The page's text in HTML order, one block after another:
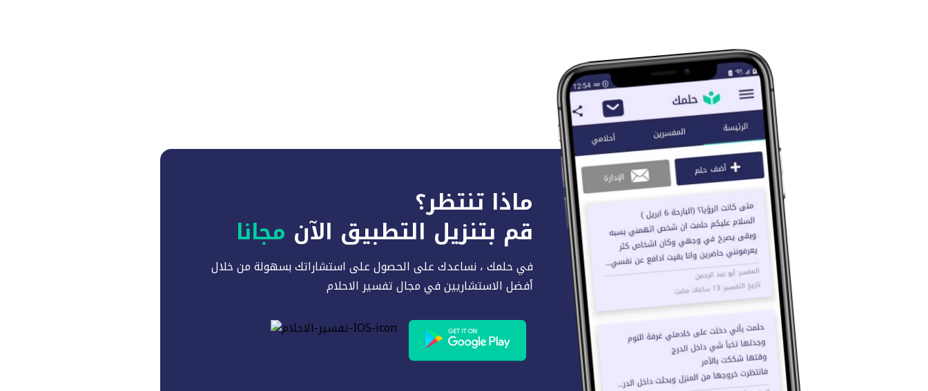
ماذا تنتظر؟
قم بتنزيل التطبيق الآن مجانا
في حلمك ، نساعدك على الحصول على استشاراتك بسهولة من خلال
أفضل الاستشاريين في مجال تفسير الاحلام